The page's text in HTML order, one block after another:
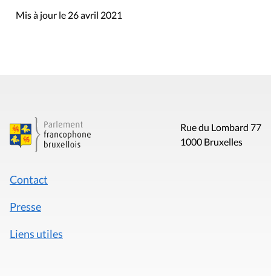
Mis à jour le 26 avril 2021
Rue du Lombard 77
1000 Bruxelles
Contact
Presse
Liens utiles